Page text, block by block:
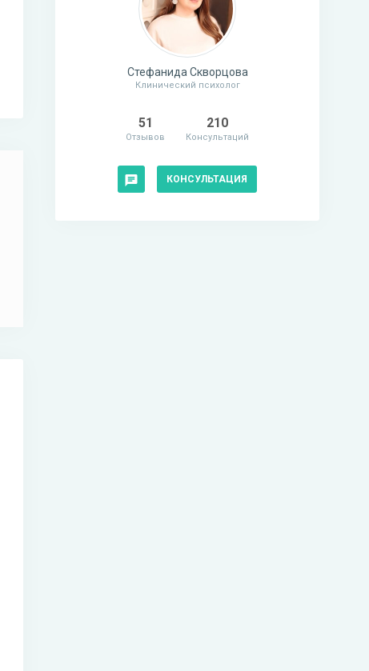
Стефанида Скворцова
Клинический психолог
51
Отзывов
210
Консультаций
КОНСУЛЬТАЦИЯ